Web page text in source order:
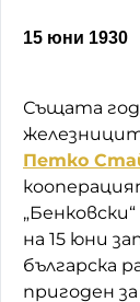
15 юни 1930
Същата
Петко
на 15 юни
българска
пригоден